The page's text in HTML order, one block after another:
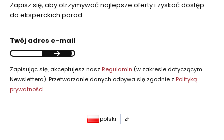
Zapisz się, aby otrzymywać najlepsze oferty i zyskać dostęp
do eksperckich porad.
Twój adres e-mail
Zapisując się, akceptujesz nasz Regulamin (w zakresie dotyczącym
Newslettera). Przetwarzanie danych odbywa się zgodnie z Polityką
prywatności.
polski zł